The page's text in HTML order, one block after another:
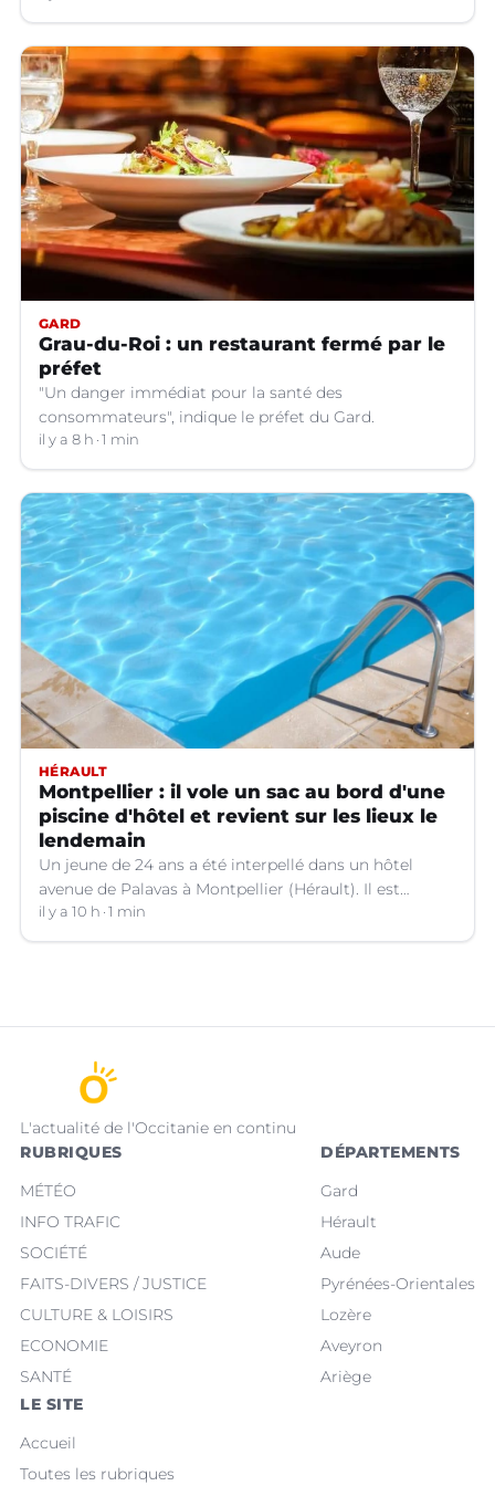
sapeurs-pompiers volontaires.
GARD
Grau-du-Roi : un restaurant fermé par le
préfet
"Un danger immédiat pour la santé des
consommateurs", indique le préfet du Gard.
il y a 8 h 1 min
HÉRAULT
Montpellier : il vole un sac au bord d'une
piscine d'hôtel et revient sur les lieux le
lendemain
Un jeune de 24 ans a été interpellé dans un hôtel
avenue de Palavas à Montpellier (Hérault). Il est
suspecté d'avoir volé le sac d'une cliente.
il y a 10 h 1 min
L'actualité de l'Occitanie en continu
RUBRIQUES
MÉTÉO
INFO TRAFIC
SOCIÉTÉ
FAITS-DIVERS / JUSTICE
CULTURE & LOISIRS
ECONOMIE
SANTÉ
DÉPARTEMENTS
Gard
Hérault
Aude
Pyrénées-Orientales
Lozère
Aveyron
Ariège
LE SITE
Accueil
Toutes les rubriques